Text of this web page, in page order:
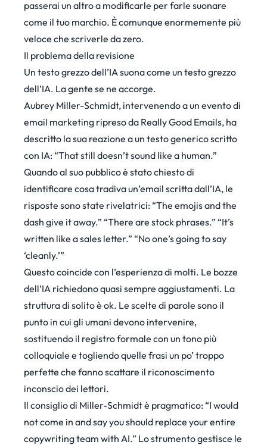
passerai un altro a modificarle per farle suonare
come il tuo marchio. È comunque enormemente più
veloce che scriverle da zero.
Il problema della revisione
Un testo grezzo dell’IA suona come un testo grezzo
dell’IA. La gente se ne accorge.
Aubrey Miller-Schmidt, intervenendo a un evento di
email marketing ripreso da Really Good Emails, ha
descritto la sua reazione a un testo generico scritto
con IA: “That still doesn’t sound like a human.”
Quando al suo pubblico è stato chiesto di
identificare cosa tradiva un’email scritta dall’IA, le
risposte sono state rivelatrici: “The emojis and the
dash give it away.” “There are stock phrases.” “It’s
written like a sales letter.” “No one’s going to say
‘cleanly.’”
Questo coincide con l’esperienza di molti. Le bozze
dell’IA richiedono quasi sempre aggiustamenti. La
struttura di solito è ok. Le scelte di parole sono il
punto in cui gli umani devono intervenire,
sostituendo il registro formale con un tono più
colloquiale e togliendo quelle frasi un po’ troppo
perfette che fanno scattare il riconoscimento
inconscio dei lettori.
Il consiglio di Miller-Schmidt è pragmatico: “I would
not come in and say you should replace your entire
copywriting team with AI.” Lo strumento gestisce le